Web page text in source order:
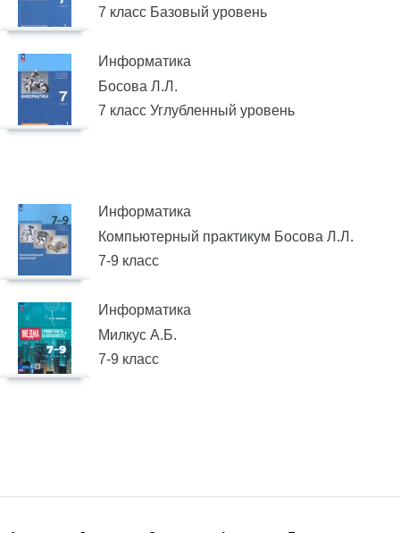
7 класс Базовый уровень
Информатика
Босова Л.Л.
7 класс Углубленный уровень
Информатика
Компьютерный практикум Босова Л.Л.
7-9 класс
Информатика
Милкус А.Б.
7-9 класс